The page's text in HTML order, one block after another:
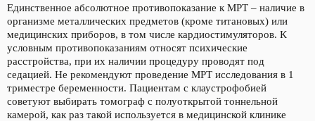
Единственное абсолютное противопоказание к МРТ – наличие в
организме металлических предметов (кроме титановых) или
медицинских приборов, в том числе кардиостимуляторов. К
условным противопоказаниям относят психические
расстройства, при их наличии процедуру проводят под
седацией. Не рекомендуют проведение МРТ исследования в 1
триместре беременности. Пациентам с клаустрофобией
советуют выбирать томограф с полуоткрытой тоннельной
камерой, как раз такой используется в медицинской клинике